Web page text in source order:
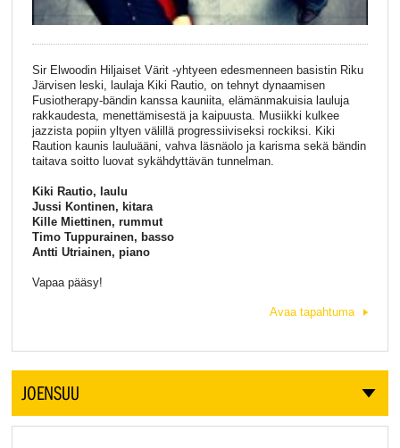
Sir Elwoodin Hiljaiset Värit -yhtyeen edesmenneen basistin Riku
Järvisen leski, laulaja Kiki Rautio, on tehnyt dynaamisen
Fusiotherapy-bändin kanssa kauniita, elämänmakuisia lauluja
rakkaudesta, menettämisestä ja kaipuusta. Musiikki kulkee
jazzista popiin yltyen välillä progressiiviseksi rockiksi. Kiki
Raution kaunis lauluääni, vahva läsnäolo ja karisma sekä bändin
taitava soitto luovat sykähdyttävän tunnelman.
Kiki Rautio, laulu
Jussi Kontinen, kitara
Kille Miettinen, rummut
Timo Tuppurainen, basso
Antti Utriainen, piano
Vapaa pääsy!
Avaa tapahtuma
JOENSUU